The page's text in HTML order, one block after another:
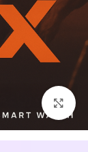
اضغط للتكبير